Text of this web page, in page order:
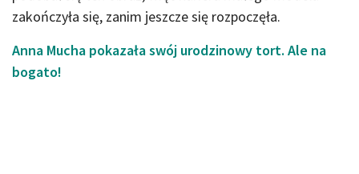
zakończyła się, zanim jeszcze się rozpoczęła.
Anna Mucha pokazała swój urodzinowy tort. Ale na
bogato!